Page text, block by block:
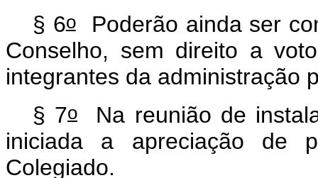
§ 6oPoderão ainda ser
Conselho, sem direito a
integrantes da administração
§ 7o
Na reunião de
iniciada a apreciação de
Colegiado.